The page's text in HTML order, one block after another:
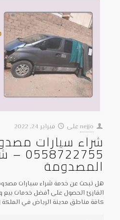
nejjo على فبراير 24, 2022
شراء سيارات
المصدومة
هل تبحث عن خدمة شراء سيارات
القارئ الحصول على أفضل خدمات بيع
كافة مناطق مدينة الرياض في الملكة